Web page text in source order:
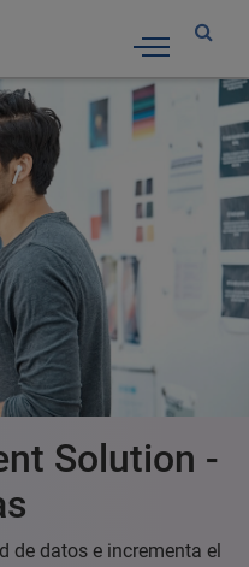
Toggle
Solution -
de datos e incrementa el